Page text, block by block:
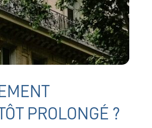
PROLONGÉ ?